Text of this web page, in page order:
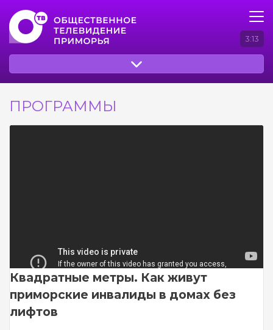
3:13
ПРОГРАММЫ
Квадратные метры. Как живут
приморские инвалиды в домах без
лифтов